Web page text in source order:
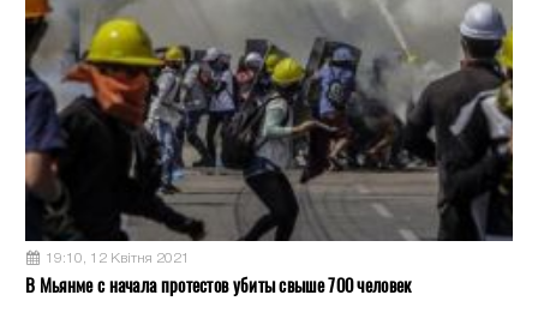
19:10, 12 Квітня 2021
В Мьянме с начала протестов убиты свыше 700 человек